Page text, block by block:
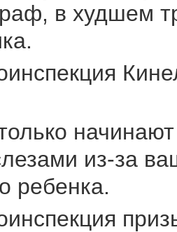
в худшем
из-за
ребенка.